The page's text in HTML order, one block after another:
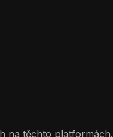
na těchto platformách.